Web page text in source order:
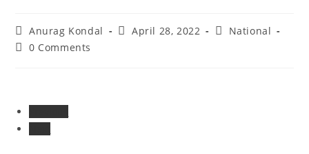
Anurag Kondal April 28, 2022
National
0 Comments